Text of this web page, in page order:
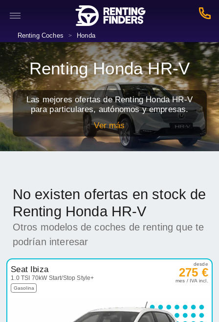
Renting Coches > Honda
Renting Honda HR-V
Las mejores ofertas de Renting Honda HR-V
para particulares, autónomos y empresas.
Ver más
No existen ofertas en stock de
Renting Honda HR-V
Otros modelos de coches de renting que te
podrían interesar
Seat Ibiza
1.0 TSI 70kW Start/Stop Style+
Gasolina
desde
275 €
mes / IVA incl.